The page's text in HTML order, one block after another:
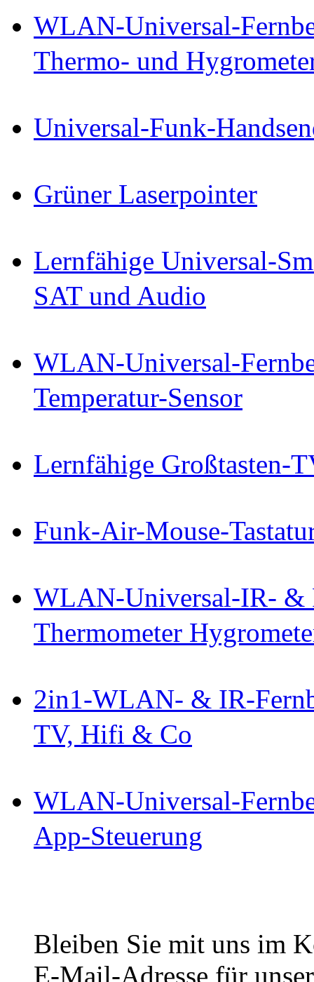
WLAN-Universal-
Thermo- und
Universal-Funk-
Grüner Laserpointer
Lernfähige Universal-
SAT und Audio
WLAN-Universal-
Temperatur-Sensor
Lernfähige Großtasten-
Funk-Air-Mouse-
WLAN-Universal-IR- &
Thermometer
2in1-WLAN- & IR-
TV, Hifi & Co
WLAN-Universal-
App-Steuerung
Bleiben Sie mit uns im
E-Mail-Adresse für